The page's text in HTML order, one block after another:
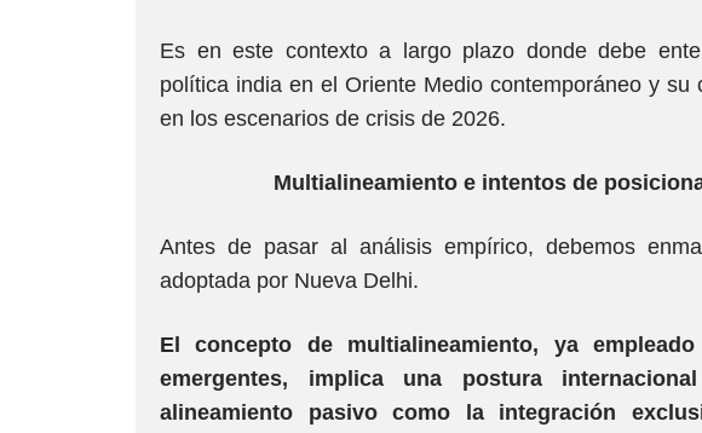
Es en este contexto a largo plazo donde debe
política india en el Oriente Medio contemporáneo y su
en los escenarios de crisis de 2026.
Multialineamiento e intentos de
Antes de pasar al análisis empírico, debemos
adoptada por Nueva Delhi.
El concepto de multialineamiento, ya
emergentes, implica una postura
alineamiento pasivo como la integración